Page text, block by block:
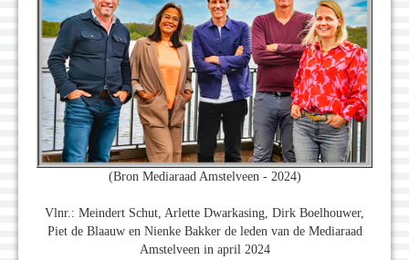
(Bron Mediaraad Amstelveen - 2024)
Vlnr.: Meindert Schut, Arlette Dwarkasing, Dirk Boelhouwer,
Piet de Blaauw en Nienke Bakker de leden van de Mediaraad
Amstelveen in april 2024